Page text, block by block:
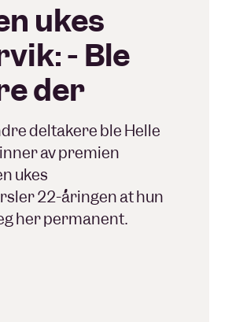
ukes
- Ble
der
deltakere ble Helle
av premien
ukes
22-åringen at hun
her permanent.